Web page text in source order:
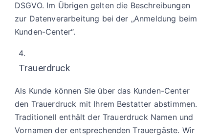
DSGVO. Im Übrigen gelten die Beschreibungen
zur Datenverarbeitung bei der „Anmeldung beim
Kunden-Center“.
Trauerdruck
Als Kunde können Sie über das Kunden-Center
den Trauerdruck mit Ihrem Bestatter abstimmen.
Traditionell enthält der Trauerdruck Namen und
Vornamen der entsprechenden Trauergäste. Wir